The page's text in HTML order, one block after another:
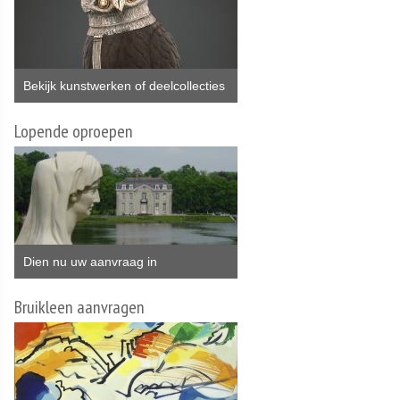
Bekijk kunstwerken of deelcollecties
Lopende oproepen
Dien nu uw aanvraag in
Bruikleen aanvragen